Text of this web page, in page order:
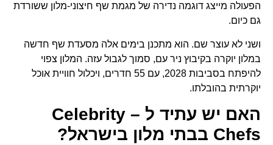
הפעולה מייצג דוגמה נדירה של מגמת שף חיצוני-מלון ששורדת
גם כיום.
ושני לא עוצר שם. הוא מתכנן בימים אלה מסעדת שף חדשה
במלון יוקרה בקיבוץ ניר עם, סמוך לגבול עזה. המלון צפוי
להיפתח בסביבות 2028, עם 55 חדרים, ויכלול חוויית אוכל
יוקרתית בהובלתו.
האם יש עתיד ל – Celebrity
Chefs בבתי מלון בישראל?